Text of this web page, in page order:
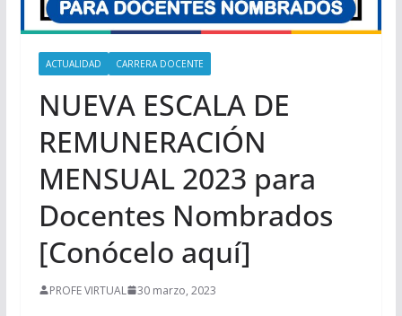
ACTUALIDAD CARRERA DOCENTE
NUEVA ESCALA DE
REMUNERACIÓN
MENSUAL 2023 para
Docentes Nombrados
[Conócelo aquí]
PROFE VIRTUAL 30 marzo, 2023